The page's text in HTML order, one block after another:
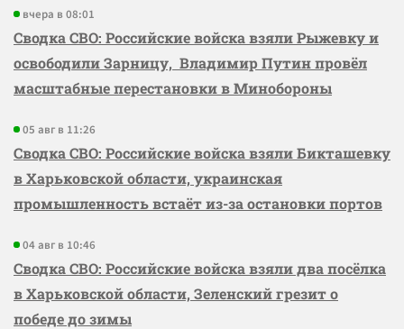
вчера в 08:01
Сводка СВО: Российские войска взяли Рыжевку и
освободили Зарницу, Владимир Путин провёл
масштабные перестановки в Минобороны
05 авг в 11:26
Сводка СВО: Российские войска взяли Бикташевку
в Харьковской области, украинская
промышленность встаёт из-за остановки портов
04 авг в 10:46
Сводка СВО: Российские войска взяли два посёлка
в Харьковской области, Зеленский грезит о
победе до зимы